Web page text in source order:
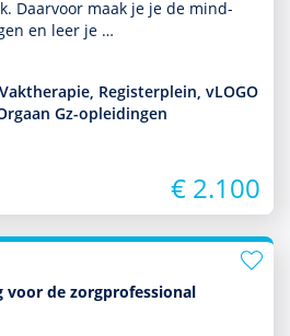
Daarvoor maak je je de mind­
en leer je …
Registerplein, vLOGO
Gz-opleidingen
€ 2.100
voor de zorgprofessional